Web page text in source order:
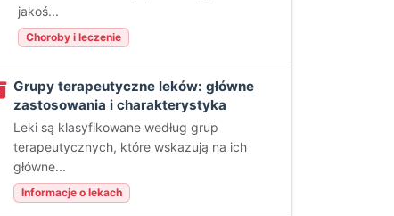
jakoś...
Choroby i leczenie
Grupy terapeutyczne leków: główne
zastosowania i charakterystyka
Leki są klasyfikowane według grup
terapeutycznych, które wskazują na ich
główne...
Informacje o lekach